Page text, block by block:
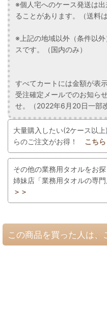
※個人宅へのケース発送は
ることがあります。（送料
※上記の地域以外（条件以
スです。（国内のみ）
すべてカートには金額が表
受注確定メールでのお知ら
せ。（2022年6月20日一部
大量購入したい(2ケース以
らのご注文がお得！ こちら
その他の業務用タオルをお探
姉妹店「業務用タオルの専
＞＞
この商品を買った人は